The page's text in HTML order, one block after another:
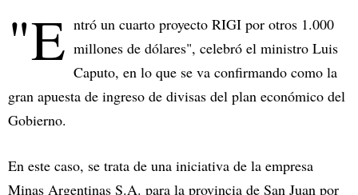
"E ntró un cuarto proyecto RIGI por otros 1.000
millones de dólares", celebró el ministro Luis
Caputo, en lo que se va confirmando como la
gran apuesta de ingreso de divisas del plan económico del
Gobierno.
En este caso, se trata de una iniciativa de la empresa
Minas Argentinas S.A. para la provincia de San Juan por